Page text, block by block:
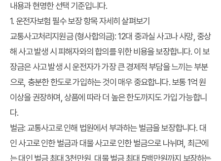
내용과 현명한 선택 기준입니다.
1. 운전자보험 필수 보장 항목 자세히 살펴보기
교통사고처리지원금 (형사합의금): 12대 중과실 사고나 사망, 중상
해 사고 발생 시 피해자와의 합의를 위한 비용을 보장합니다. 이 보
장금은 사고 발생 시 운전자가 가장 큰 경제적 부담을 느끼는 부분
으로, 충분한 한도로 가입하는 것이 매우 중요합니다. 보통 1억 원
이상을 권장하며, 상품에 따라 더 높은 한도까지도 가입 가능합니
다.
벌금: 교통사고로 인해 법원에서 부과하는 벌금을 보장합니다. 대
인 사고로 인한 벌금과 대물 사고로 인한 벌금으로 나뉘며, 최근에
는 대인 벌금 최대 3천만원, 대물 벌금 최대 5백만원까지 보장하는